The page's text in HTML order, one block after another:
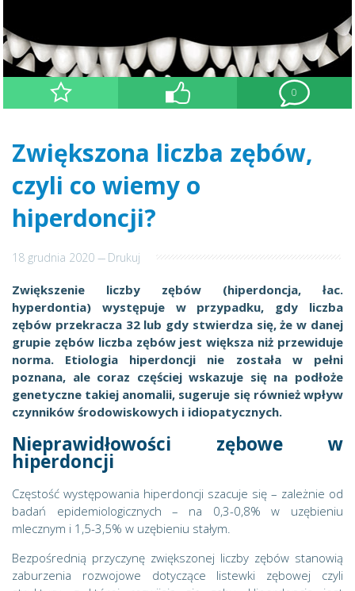
0
Zwiększona liczba zębów,
czyli co wiemy o
hiperdoncji?
18 grudnia 2020--- Drukuj
Zwiększenie liczby zębów (hiperdoncja, łac.
hyperdontia) występuje w przypadku, gdy liczba
zębów przekracza 32 lub gdy stwierdza się, że w danej
grupie zębów liczba zębów jest większa niż przewiduje
norma. Etiologia hiperdoncji nie została w pełni
poznana, ale coraz częściej wskazuje się na podłoże
genetyczne takiej anomalii, sugeruje się również wpływ
czynników środowiskowych i idiopatycznych.
Nieprawidłowości zębowe w
hiperdoncji
Częstość występowania hiperdoncji szacuje się – zależnie od
badań epidemiologicznych – na 0,3-0,8% w uzębieniu
mlecznym i 1,5-3,5% w uzębieniu stałym.
Bezpośrednią przyczynę zwiększonej liczby zębów stanowią
zaburzenia rozwojowe dotyczące listewki zębowej czyli